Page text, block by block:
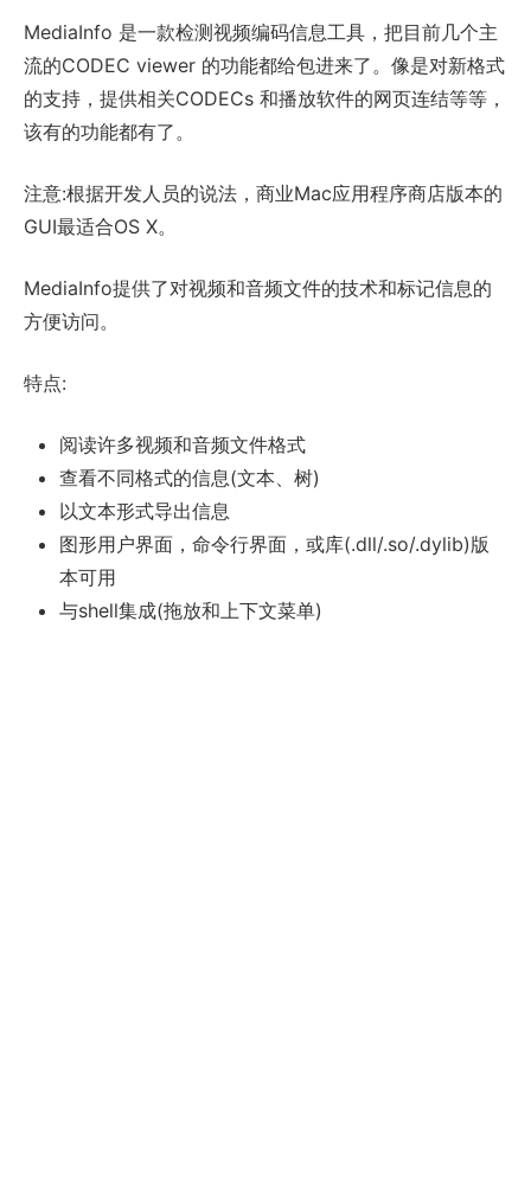
MediaInfo 是一款检测视频编码信息工具，把目前几个主
流的CODEC viewer 的功能都给包进来了。像是对新格式
的支持，提供相关CODECs 和播放软件的网页连结等等，
该有的功能都有了。
注意:根据开发人员的说法，商业Mac应用程序商店版本的
GUI最适合OS X。
MediaInfo提供了对视频和音频文件的技术和标记信息的
方便访问。
特点:
阅读许多视频和音频文件格式
查看不同格式的信息(文本、树)
以文本形式导出信息
图形用户界面，命令行界面，或库(.dll/.so/.dylib)版
本可用
与shell集成(拖放和上下文菜单)